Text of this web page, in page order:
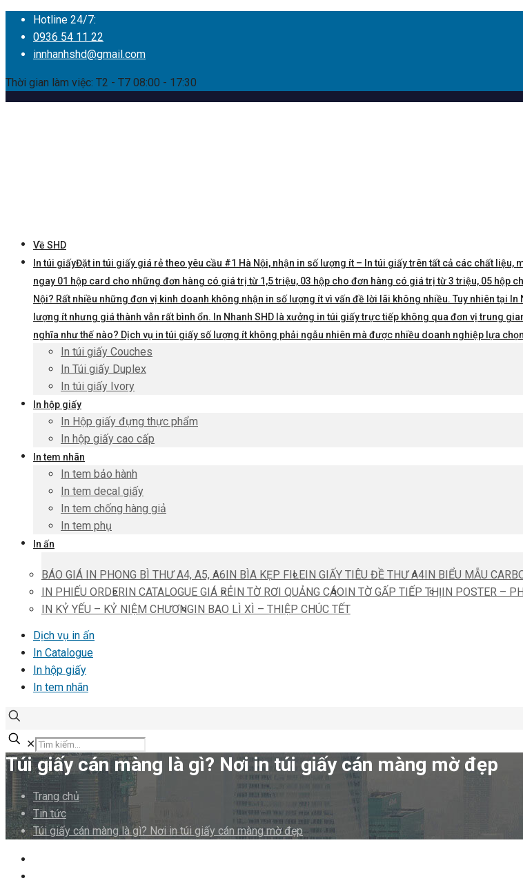
Hotline 24/7:
0936 54 11 22
innhanhshd@gmail.com
Thời gian làm việc: T2 - T7 08:00 - 17:30
Về SHD
In túi giấyĐặt in túi giấy giá rẻ theo yêu cầu #1 Hà Nội, nhận in số lượng ít – In túi giấy trên tất cả các chất
ngay 01 hộp card cho những đơn hàng có giá trị từ 1,5 triệu, 03 hộp cho đơn hàng có giá trị từ 3 triệu, 05 hộp
Nội? Rất nhiều những đơn vị kinh doanh không nhận in số lượng ít vì vấn đề lời lãi không nhiều. Tuy nhiên tại
lượng ít nhưng giá thành vẫn rất bình ổn. In Nhanh SHD là xưởng in túi giấy trực tiếp không qua đơn vị trung
nghĩa như thế nào? Dịch vụ in túi giấy số lượng ít không phải ngẫu nhiên mà được nhiều doanh nghiệp lựa
In túi giấy Couches
In Túi giấy Duplex
In túi giấy Ivory
In hộp giấy
In Hộp giấy đựng thực phẩm
In hộp giấy cao cấp
In tem nhãn
In tem bảo hành
In tem decal giấy
In tem chống hàng giả
In tem phụ
In ấn
BÁO GIÁ IN PHONG BÌ THƯ A4, A5, A6IN BÌA KẸP FILEIN GIẤY TIÊU ĐỀ THƯ A4IN BIỂU MẪU
IN PHIẾU ORDERIN CATALOGUE GIÁ RẺIN TỜ RƠI QUẢNG CÁOIN TỜ GẤP TIẾP THỊIN POSTER –
IN KỶ YẾU – KỶ NIỆM CHƯƠNGIN BAO LÌ XÌ – THIỆP CHÚC TẾT
Dịch vụ in ấn
In Catalogue
In hộp giấy
In tem nhãn
✕
Túi giấy cán màng là gì? Nơi in túi giấy cán màng mờ đẹp
Trang chủ
Tin tức
Túi giấy cán màng là gì? Nơi in túi giấy cán màng mờ đẹp